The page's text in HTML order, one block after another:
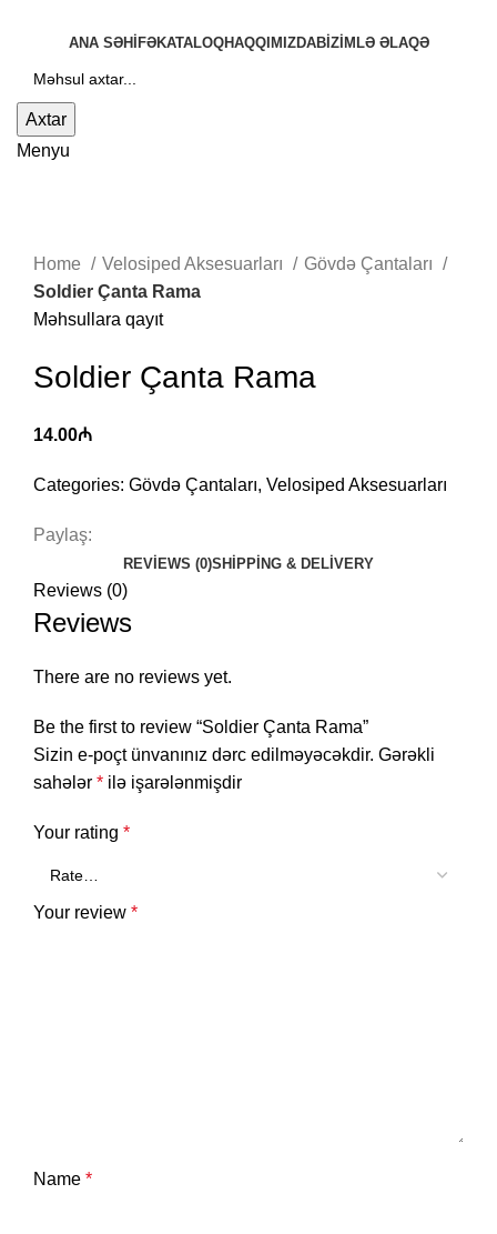
ANA SƏHIFƏKATALOQHAQQIMIZDABIZIMLƏ ƏLAQƏ
Axtar
Menyu
Home
Velosiped Aksesuarları
Gövdə Çantaları
Soldier Çanta Rama
Məhsullara qayıt
Soldier Çanta Rama
14.00₼
Categories: Gövdə Çantaları, Velosiped Aksesuarları
Paylaş:
REVIEWS (0)SHIPPING & DELIVERY
Reviews (0)
Reviews
There are no reviews yet.
Be the first to review “Soldier Çanta Rama”
Sizin e-poçt ünvanınız dərc edilməyəcəkdir. Gərəkli
sahələr * ilə işarələnmişdir
Your rating *
Your review *
Name *